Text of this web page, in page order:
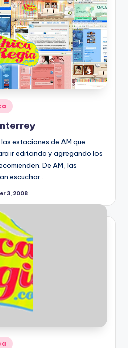
estaciones de AM que
ir editando y agregando los
De AM, las
escuchar…
3, 2008